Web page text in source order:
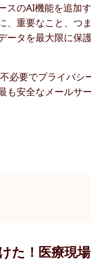
スのAI機能を追加
、重要なこと、つ
ータを最大限に保
必要でプライバシ
も安全なメールサ
た！医療現